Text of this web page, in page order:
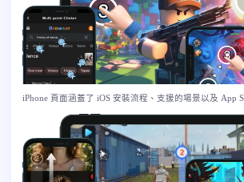
iPhone 頁面涵蓋了 iOS 安裝流程、支援的場景以及 App